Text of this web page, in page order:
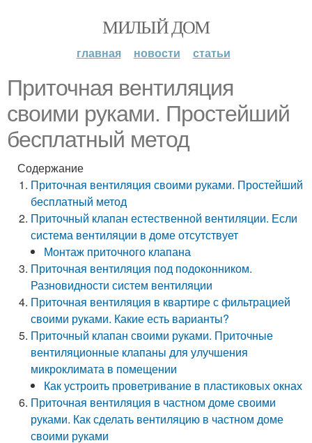
МИЛЫЙ ДОМ
главная новости статьи
Приточная вентиляция
своими руками. Простейший
бесплатный метод
Содержание
Приточная вентиляция своими руками. Простейший
бесплатный метод
Приточный клапан естественной вентиляции. Если
система вентиляции в доме отсутствует
Монтаж приточного клапана
Приточная вентиляция под подоконником.
Разновидности систем вентиляции
Приточная вентиляция в квартире с фильтрацией
своими руками. Какие есть варианты?
Приточный клапан своими руками. Приточные
вентиляционные клапаны для улучшения
микроклимата в помещении
Как устроить проветривание в пластиковых окнах
Приточная вентиляция в частном доме своими
руками. Как сделать вентиляцию в частном доме
своими руками